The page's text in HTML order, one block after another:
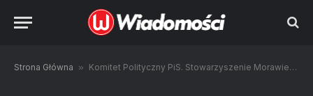
Strona Główna » Komitet Polityczny PiS. Stowarzyszenie Morawieckiego nie było tematem rozmów